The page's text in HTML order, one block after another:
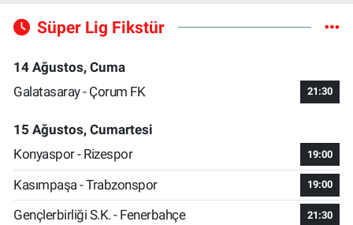
Süper Lig Fikstür
14 Ağustos, Cuma
Galatasaray - Çorum FK
21:30
15 Ağustos, Cumartesi
Konyaspor - Rizespor
19:00
Kasımpaşa - Trabzonspor 19:00
Gençlerbirliği S.K. - Fenerbahçe 21:30